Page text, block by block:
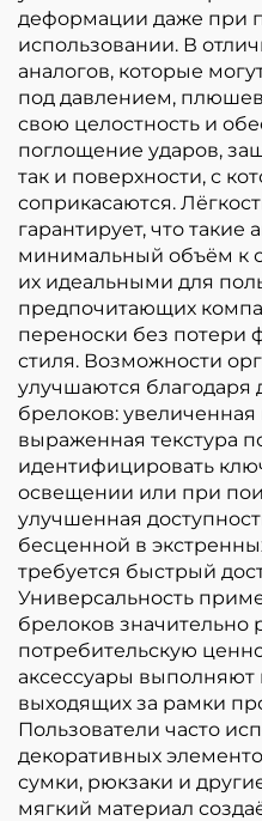
деформации даже при
использовании. В
аналогов, которые
под давлением,
свою целостность и
поглощение ударов,
так и поверхности, с
соприкасаются.
гарантирует, что такие
минимальный объём к
их идеальными для
предпочитающих
переноски без потери
стиля. Возможности
улучшаются
брелоков:
выраженная текстура
идентифицировать
освещении или при
улучшенная
бесценной в
требуется быстрый
Универсальность
брелоков значительно
потребительскую
аксессуары
выходящих за рамки
Пользователи часто
декоративных
сумки, рюкзаки и
мягкий материал